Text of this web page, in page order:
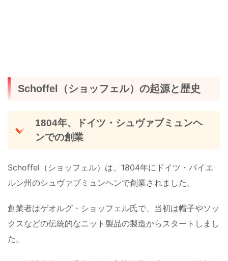
Schoffel（ショッフェル）の起源と歴史
1804年、ドイツ・シュヴァブミュンヘ
ンでの創業
Schoffel（ショッフェル）は、1804年にドイツ・バイエ
ルン州のシュヴァブミュンヘンで創業されました。
創業者はゲオルグ・ショッフェル氏で、当初は帽子やソッ
クスなどの伝統的なニット製品の製造からスタートしまし
た。